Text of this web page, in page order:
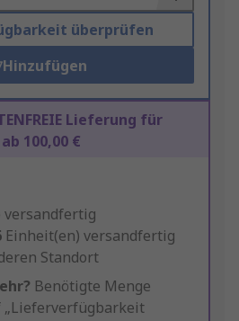
überprüfen
Hinzufügen
Lieferung für
100,00 €
versandfertig
Einheit(en) versandfertig
Standort
Benötigte Menge
„Lieferverfügbarkeit